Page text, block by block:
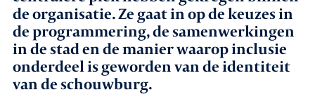
Agenda
Leden
Nieuws
de organisatie. Ze gaat in op de keuzes in
de programmering, de samenwerkingen
in de stad en de manier waarop inclusie
onderdeel is geworden van de identiteit
van de schouwburg.